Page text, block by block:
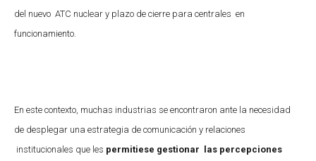
del nuevo ATC nuclear y plazo de cierre para centrales en
funcionamiento.
En este contexto, muchas industrias se encontraron ante la necesidad
de desplegar una estrategia de comunicación y relaciones
institucionales que les permitiese gestionar las percepciones